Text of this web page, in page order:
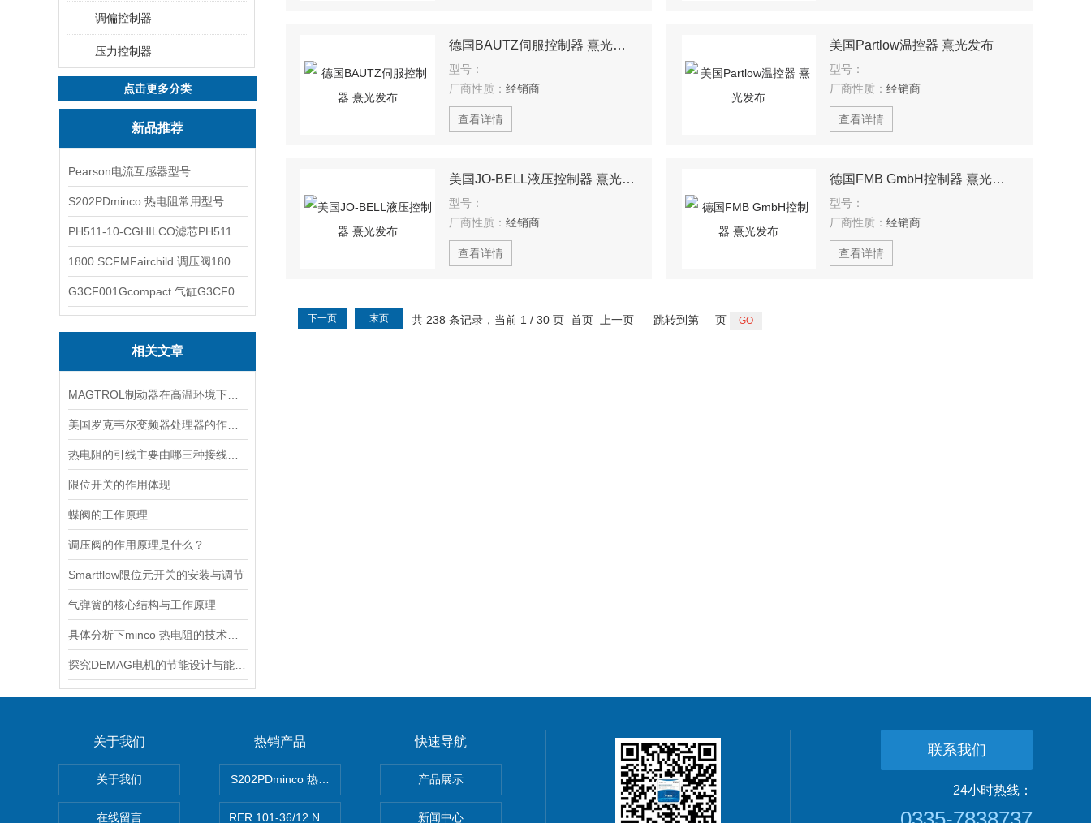
调偏控制器
压力控制器
点击更多分类
新品推荐
Pearson电流互感器型号
S202PDminco 热电阻常用型号
相关文章
限位开关的作用体现
蝶阀的工作原理
调压阀的作用原理是什么？
Smartflow限位元开关的安装与调节
气弹簧的核心结构与工作原理
德国BAUTZ伺服控制器 熹光发布
型号：
厂商性质： 经销商
查看详情
美国Partlow温控器 熹光发布
型号：
厂商性质： 经销商
查看详情
美国JO-BELL液压控制器 熹光发布
型号：
厂商性质： 经销商
查看详情
德国FMB GmbH控制器 熹光发布
型号：
厂商性质： 经销商
查看详情
共 238 条记录，当前 1 / 30 页 首页 上一页
下一页 末页 跳转到第 页
关于我们
关于我们
在线留言
热销产品
S202PDminco 热电阻
RER 101-36/12 NHH离心EBMPAPST 风扇
快速导航
产品展示
新闻中心
联系我们
24小时热线：